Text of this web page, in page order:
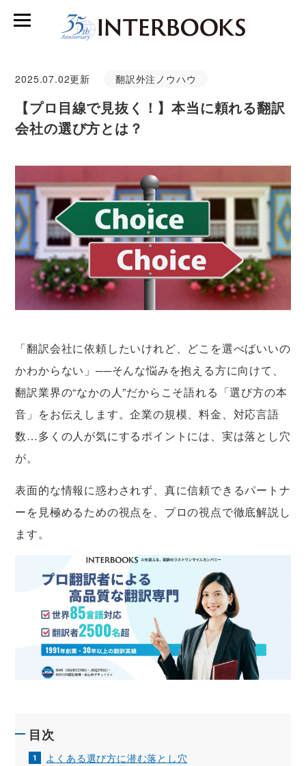
2025.07.02更新 翻訳外注ノウハウ
【プロ目線で見抜く！】本当に頼れる翻訳
会社の選び方とは？
「翻訳会社に依頼したいけれど、どこを選べばいいの
かわからない」──そんな悩みを抱える方に向けて、
翻訳業界の“なかの人”だからこそ語れる「選び方の本
音」をお伝えします。企業の規模、料金、対応言語
数…多くの人が気にするポイントには、実は落とし穴
が。
表面的な情報に惑わされず、真に信頼できるパートナ
ーを見極めるための視点を、プロの視点で徹底解説し
ます。
目次
よくある選び方に潜む落とし穴